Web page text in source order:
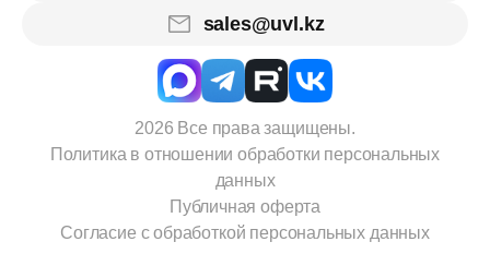
sales@uvl.kz
2026 Все права защищены.
Политика в отношении обработки персональных
данных
Публичная оферта
Согласие с обработкой персональных данных